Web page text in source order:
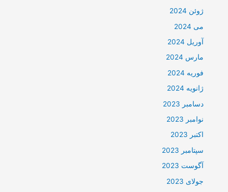
ژوئن 2024
می 2024
آوریل 2024
مارس 2024
فوریه 2024
ژانویه 2024
دسامبر 2023
نوامبر 2023
اکتبر 2023
سپتامبر 2023
آگوست 2023
جولای 2023